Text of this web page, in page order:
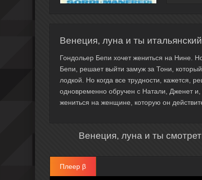
Венеция, луна и ты
Гондольер Бепи хочет жениться на Нине.
Бепи, решает выйти замуж за Тони,
лодкой. Но когда все трудности, кажется,
одновременно обручен с Натали, Дженет
жениться на женщине, которую он
Венеция, луна и ты
Плеер β